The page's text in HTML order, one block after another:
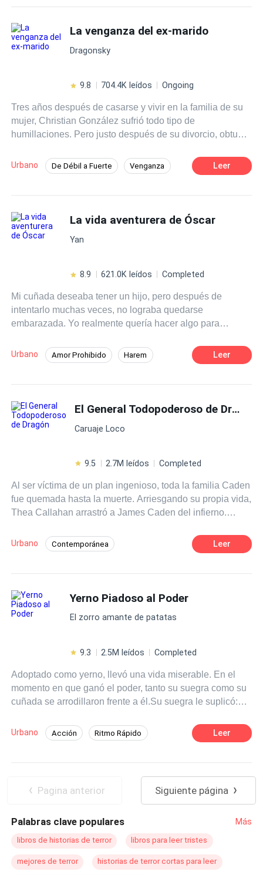
Ventaja Especial Pasión
La venganza del ex-marido
Dragonsky
9.8 704.4K leídos Ongoing
Tres años después de casarse y vivir en la familia de su
mujer, Christian González sufrió todo tipo de
humillaciones. Pero justo después de su divorcio, obtuvo
repente se convirtió en una figura de éxito. Ascendió a la
cima con una belleza a su lado.
Urbano De Débil a Fuerte Venganza Leer
La vida aventurera de Óscar
Yan
8.9 621.0K leídos Completed
Mi cuñada deseaba tener un hijo, pero después de
intentarlo muchas veces, no lograba quedarse
embarazada. Yo realmente quería hacer algo para
Urbano Amor Prohibido Harem Leer
El General Todopoderoso de Dragón
Caruaje Loco
9.5 2.7M leídos Completed
Al ser víctima de un plan ingenioso, toda la familia Caden
fue quemada hasta la muerte. Arriesgando su propia vida,
Thea Callahan arrastró a James Caden del infierno.
propósitos en mente. Recompensarle a Thea por salvarle
la vida y vengarse de quienes mataron a su familia. Al
el mundo entero en la palma de sus manos.
Urbano Contemporánea Leer
Yerno Piadoso al Poder
El zorro amante de patatas
9.3 2.5M leídos Completed
Adoptado como yerno, llevó una vida miserable. En el
momento en que ganó el poder, tanto su suegra como su
cuñada se arrodillaron frente a él.Su suegra le suplicó:
me equivoqué ..."
Urbano Acción Ritmo Rápido Leer
Pagina anterior Siguiente página
Palabras clave populares Más
libros de historias de terror libros para leer tristes
mejores de terror historias de terror cortas para leer